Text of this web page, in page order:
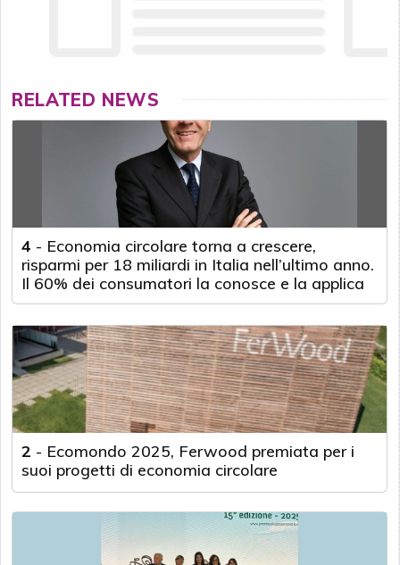
RELATED NEWS
4 - Economia circolare torna a crescere,
risparmi per 18 miliardi in Italia nell’ultimo anno.
Il 60% dei consumatori la conosce e la applica
2 - Ecomondo 2025, Ferwood premiata per i
suoi progetti di economia circolare